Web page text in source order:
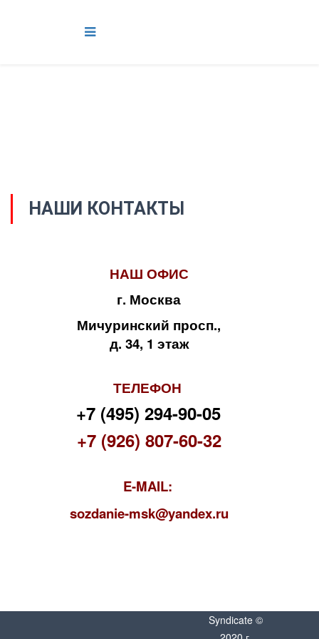
НАШИ КОНТАКТЫ
НАШ ОФИС
г. Москва
Мичуринский просп.,
д. 34, 1 этаж
ТЕЛЕФОН
+7 (495) 294-90-05
+7 (926) 807-60-32
E-MAIL:
sozdanie-msk@yandex.ru
Syndicate ©